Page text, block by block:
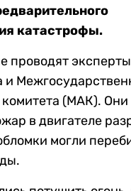
катастрофы.
проводят эксперты
и
комитета (МАК).
в двигателе
могли